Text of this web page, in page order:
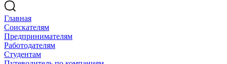
Главная
Соискателям
Предпринимателям
Работодателям
Студентам